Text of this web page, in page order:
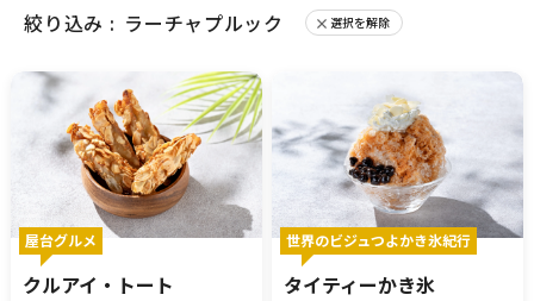
展示
絞り込み : ラーチャプルック 選択を解除
屋台グルメ
クルアイ・トート
世界のビジュつよかき氷紀行
タイティーかき氷